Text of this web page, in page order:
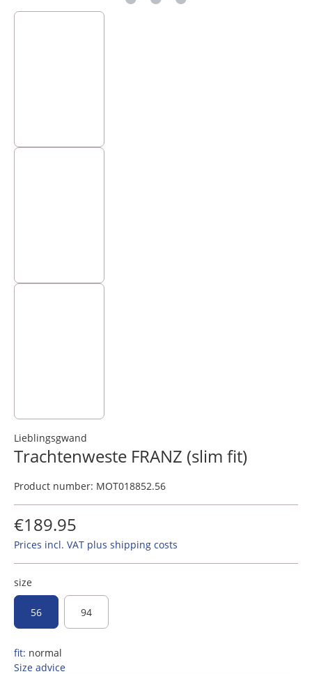
Lieblingsgwand
Trachtenweste FRANZ (slim fit)
Product number: MOT018852.56
€189.95
Prices incl. VAT plus shipping costs
size
56 94
fit: normal
Size advice